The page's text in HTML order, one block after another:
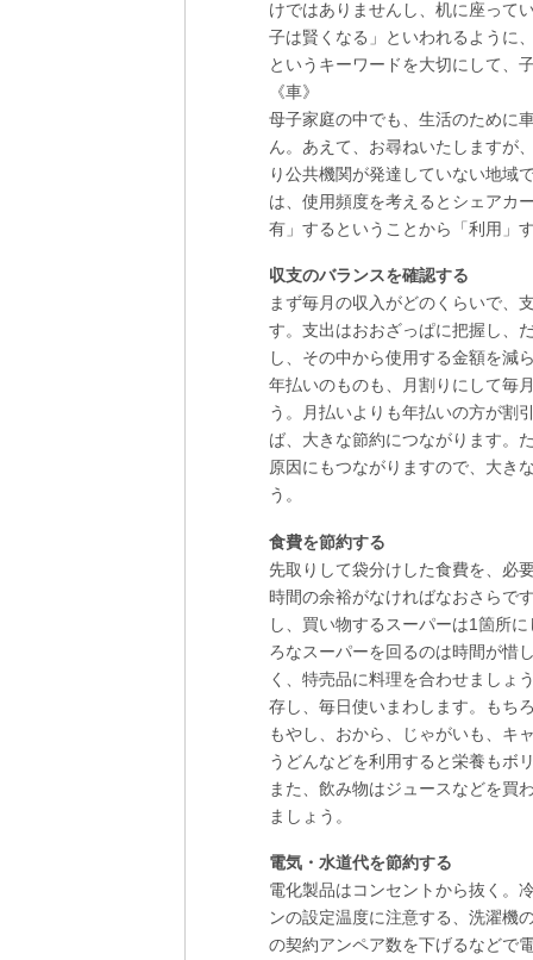
けではありませんし、机に座って
子は賢くなる」といわれるように
というキーワードを大切にして、
《車》
母子家庭の中でも、生活のために
ん。あえて、お尋ねいたしますが
り公共機関が発達していない地域
は、使用頻度を考えるとシェアカ
有」するということから「利用」
収支のバランスを確認する
まず毎月の収入がどのくらいで、
す。支出はおおざっぱに把握し、
し、その中から使用する金額を減
年払いのものも、月割りにして毎
う。月払いよりも年払いの方が割
ば、大きな節約につながります。
原因にもつながりますので、大き
う。
食費を節約する
先取りして袋分けした食費を、必
時間の余裕がなければなおさらで
し、買い物するスーパーは1箇所
ろなスーパーを回るのは時間が惜
く、特売品に料理を合わせましょ
存し、毎日使いまわします。もち
もやし、おから、じゃがいも、キ
うどんなどを利用すると栄養もボ
また、飲み物はジュースなどを買
ましょう。
電気・水道代を節約する
電化製品はコンセントから抜く。
ンの設定温度に注意する、洗濯機
の契約アンペア数を下げるなどで